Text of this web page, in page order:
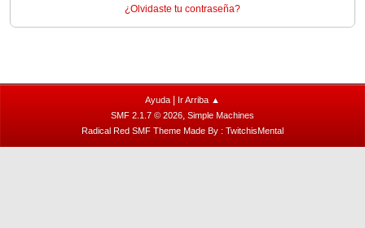
¿Olvidaste tu contraseña?
Ayuda
Ir Arriba ▲
SMF 2.1.7 © 2026, Simple Machines
Radical Red SMF Theme Made By : TwitchisMental